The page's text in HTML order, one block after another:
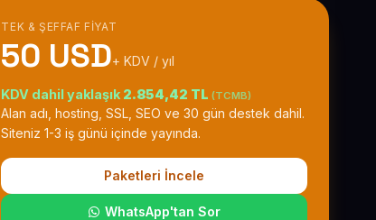
TEK & ŞEFFAF FIYAT
50 USD+ KDV / yıl
KDV dahil yaklaşık 2.854,42 TL (TCMB)
Alan adı, hosting, SSL, SEO ve 30 gün destek dahil.
Siteniz 1-3 iş günü içinde yayında.
Paketleri İncele
WhatsApp'tan Sor